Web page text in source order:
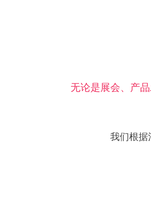
无论是展会、产
我们根据